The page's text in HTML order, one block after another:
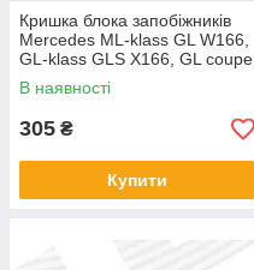
Кришка блока запобіжників
Mercedes ML-klass GL W166,
GL-klass GLS X166, GL coupe
C292
В наявності
305 ₴
Купити